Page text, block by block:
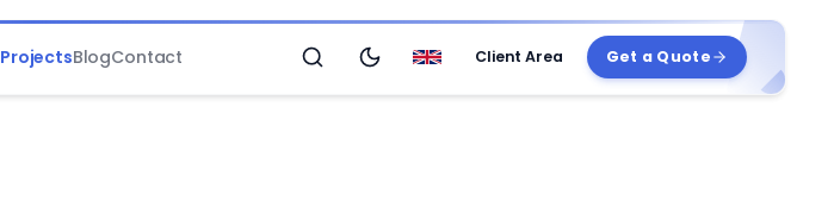
ProjectsBlogContact SearchSwitch to dark theme
EnglishClient Area Get a Quote